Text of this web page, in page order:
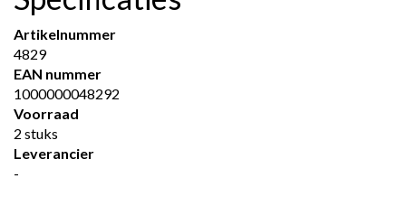
Artikelnummer
4829
EAN nummer
1000000048292
Voorraad
2 stuks
Leverancier
-